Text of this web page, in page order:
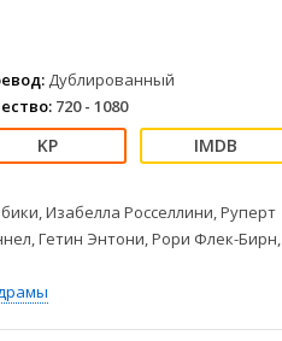
Зарубежные
Фильмы из соцетей
Дублированный
720 - 1080
Изабелла Росселлини, Руперт
Гетин Энтони, Рори Флек-Бирн,